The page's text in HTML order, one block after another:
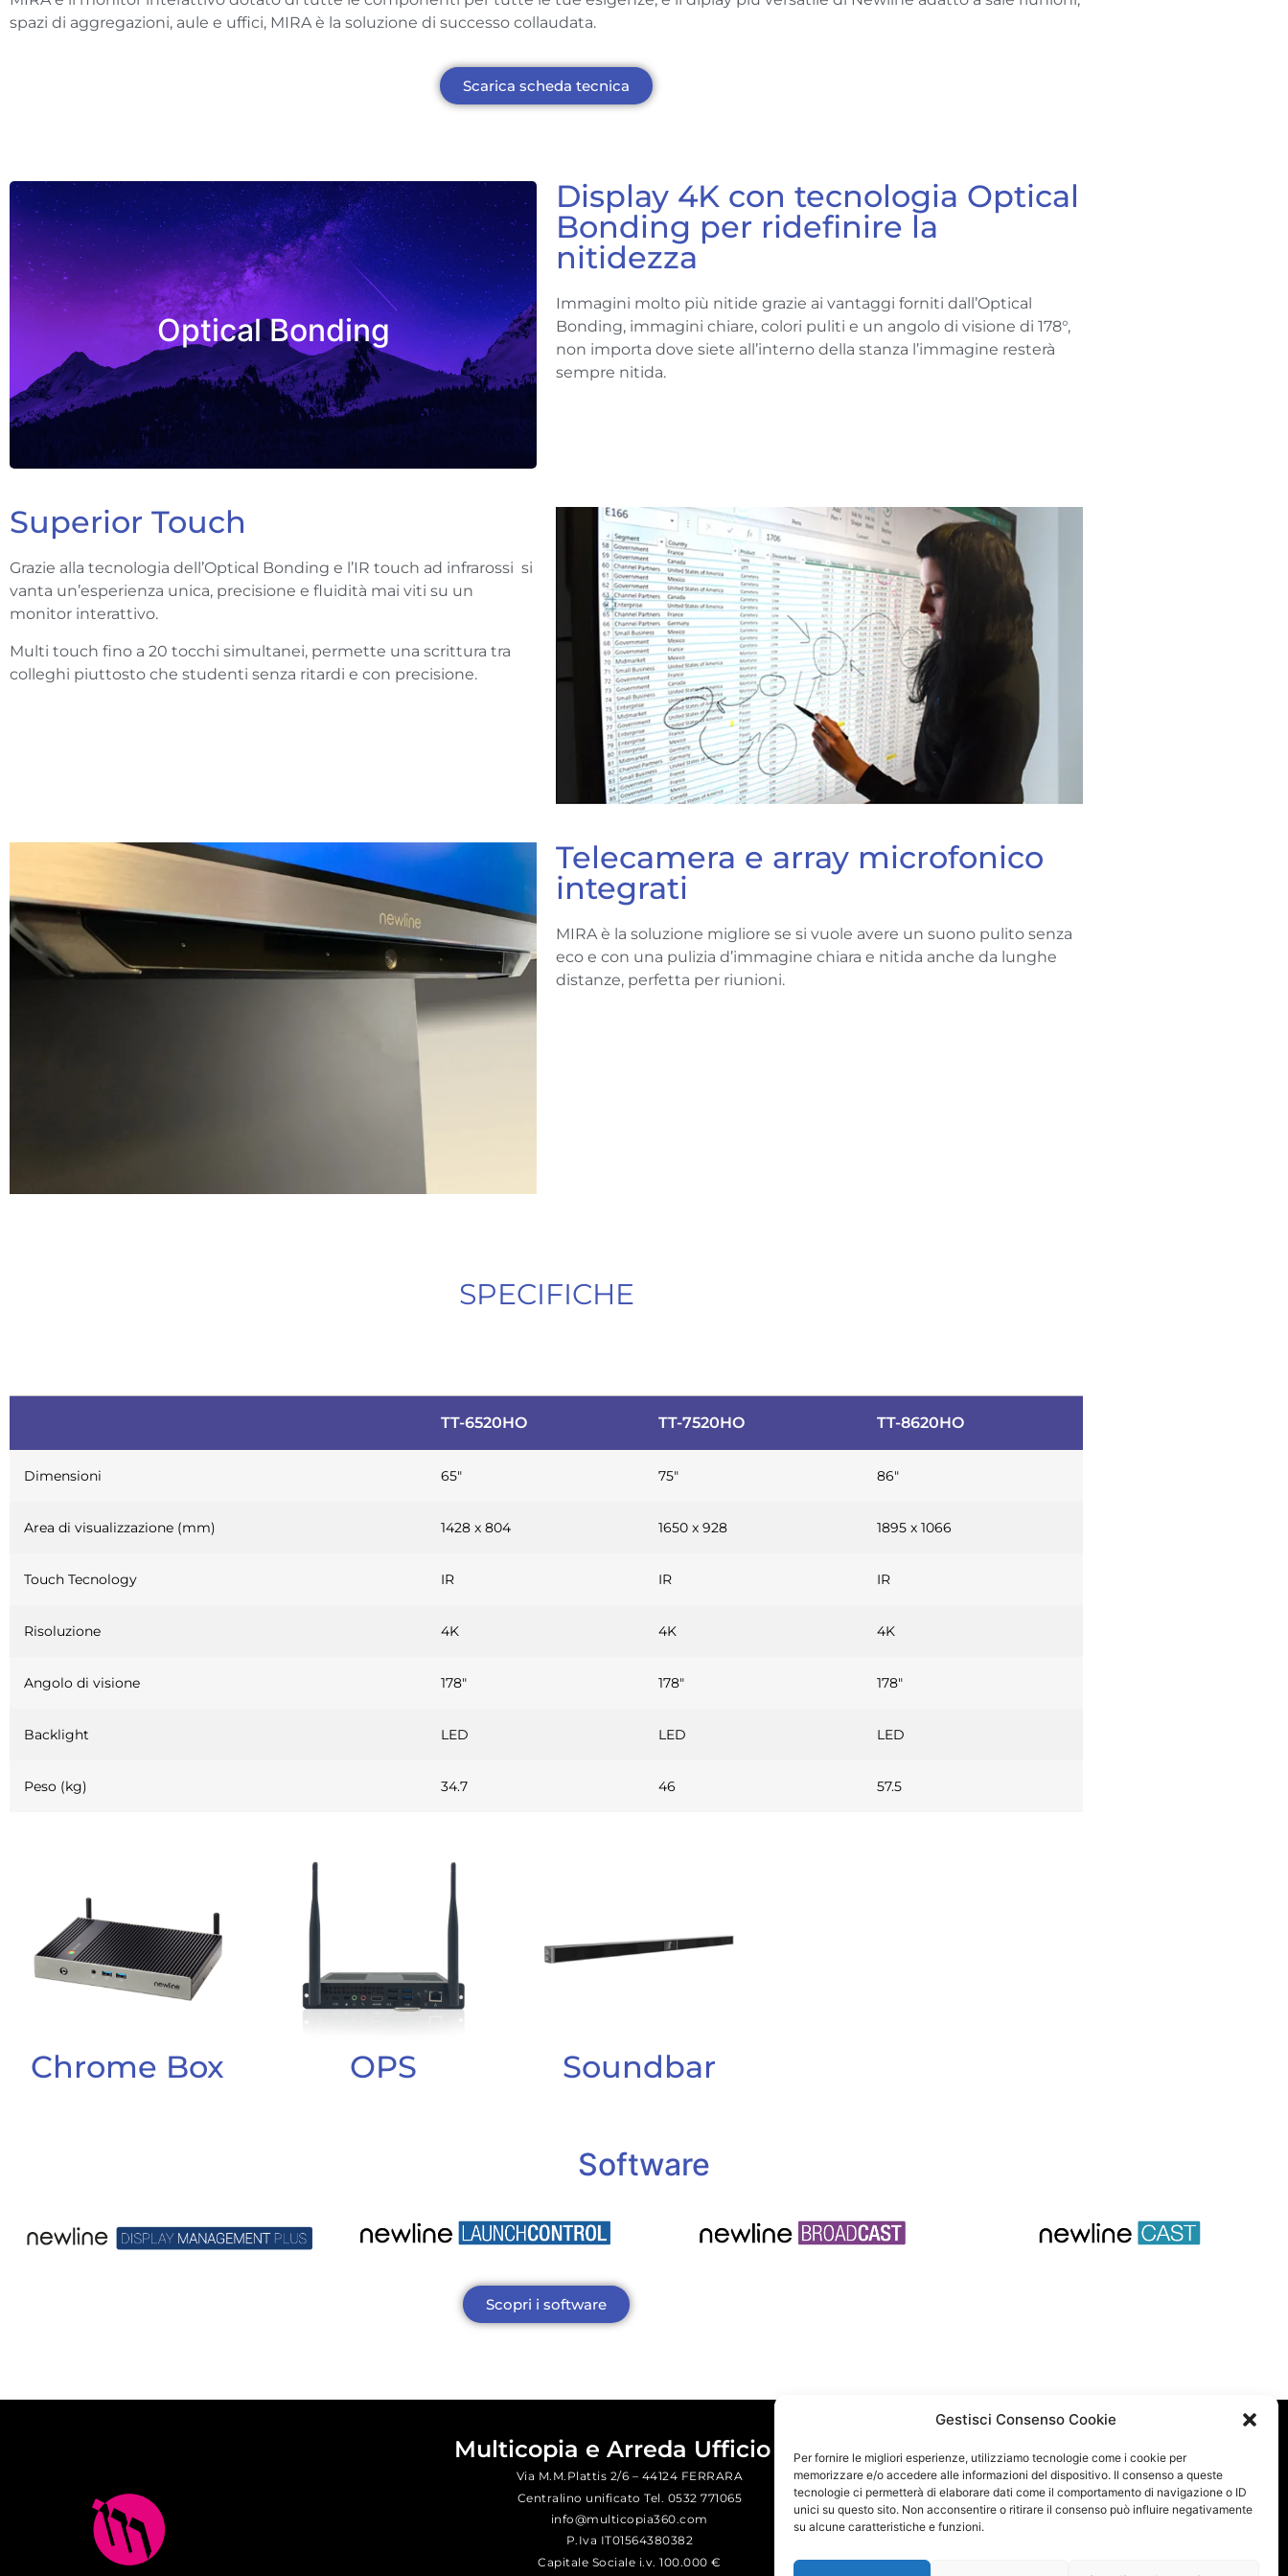
Gestisci Consenso Cookie
Per fornire le migliori esperienze, utilizziamo tecnologie come i cookie per
memorizzare e/o accedere alle informazioni del dispositivo. Il consenso a queste
tecnologie ci permetterà di elaborare dati come il comportamento di navigazione o ID
unici su questo sito. Non acconsentire o ritirare il consenso può influire negativamente
su alcune caratteristiche e funzioni.
spazi di aggregazioni, aule e uffici, MIRA è la soluzione di successo collaudata.
Scarica scheda tecnica
Optical Bonding
Without Optical Bonding
Display 4K con tecnologia Optical
Bonding per ridefinire la
nitidezza
Immagini molto più nitide grazie ai vantaggi forniti dall’Optical
Bonding, immagini chiare, colori puliti e un angolo di visione di 178°,
non importa dove siete all’interno della stanza l’immagine resterà
sempre nitida.
Superior Touch
Grazie alla tecnologia dell’Optical Bonding e l’IR touch ad infrarossi si
vanta un’esperienza unica, precisione e fluidità mai viti su un
monitor interattivo.
Multi touch fino a 20 tocchi simultanei, permette una scrittura tra
colleghi piuttosto che studenti senza ritardi e con precisione.
Telecamera e array microfonico
integrati
MIRA è la soluzione migliore se si vuole avere un suono pulito senza
eco e con una pulizia d’immagine chiara e nitida anche da lunghe
distanze, perfetta per riunioni.
SPECIFICHE
TT-6520HO TT-7520HO TT-8620HO
Dimensioni 65″ 75″ 86″
Area di visualizzazione (mm) 1428 x 804 1650 x 928 1895 x 1066
Touch Tecnology IR IR IR
Risoluzione 4K 4K 4K
Angolo di visione 178″ 178″ 178″
Backlight LED LED LED
Peso (kg) 34.7 46 57.5
Chrome Box OPS Soundbar
Software
Scopri i software
Multicopia e Arreda Ufficio srl
Via M.M.Plattis 2/6 – 44124 FERRARA
Centralino unificato Tel. 0532 771065
info@multicopia360.com
P.Iva IT01564380382
Capitale Sociale i.v. 100.000 €